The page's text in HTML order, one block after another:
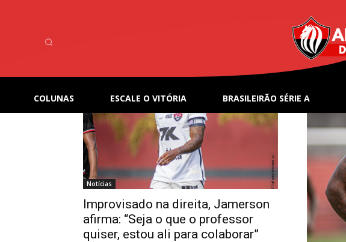
COLUNAS ESCALE O VITÓRIA BRASILEIRÃO SÉRIE A
Notícias
Improvisado na direita, Jamerson
afirma: “Seja o que o professor
quiser, estou ali para colaborar”